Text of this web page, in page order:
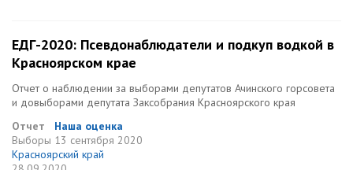
ЕДГ-2020: Псевдонаблюдатели и подкуп водкой в
Красноярском крае
Отчет о наблюдении за выборами депутатов Ачинского горсовета
и довыборами депутата Заксобрания Красноярского края
Отчет
Наша оценка
Выборы 13 сентября 2020
Красноярский край